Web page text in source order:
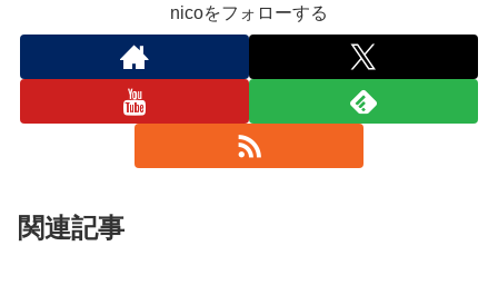
nicoをフォローする
関連記事